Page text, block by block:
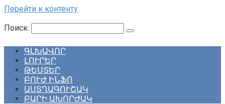
Перейти к контенту
Поиск:
ԳԼԽԱՎՈՐ
ԼՈՒՐԵՐ
ԹԵՍՏԵՐ
ԲՈՒԺ ԻՆՖՈ
ԱՍՏՂԱԳՈՒՇԱԿ
ԲԱՐԻ ԱԽՈՐԺԱԿ